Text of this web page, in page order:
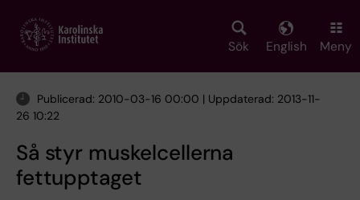
main
Sök English Meny
Publicerad: 2010-03-16 00:00 | Uppdaterad: 2013-11-
26 10:22
Så styr muskelcellerna
fettupptaget